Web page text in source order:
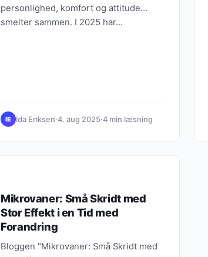
personlighed, komfort og attitude
smelter sammen. I 2025 har…
IE Ida Eriksen·4. aug 2025·4 min læsning
Mikrovaner: Små Skridt med
Stor Effekt i en Tid med
Forandring
Bloggen "Mikrovaner: Små Skridt med